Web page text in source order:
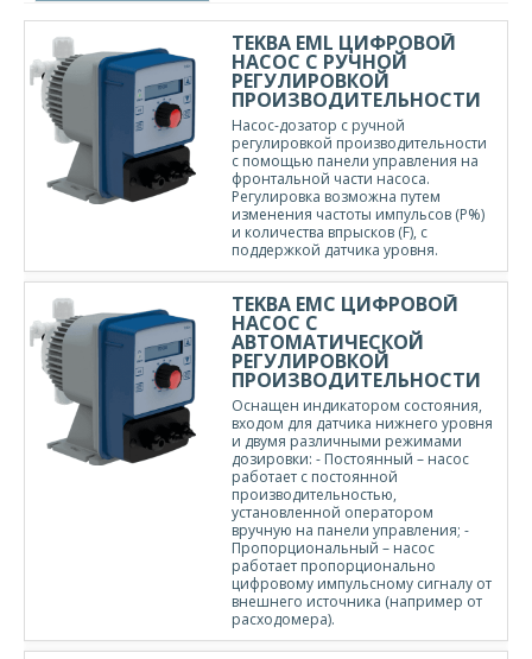
TEKBA EML ЦИФРОВОЙ
НАСОС С РУЧНОЙ
РЕГУЛИРОВКОЙ
ПРОИЗВОДИТЕЛЬНОСТИ
Насос-дозатор с ручной
регулировкой производительности
с помощью панели управления на
фронтальной части насоса.
Регулировка возможна путем
изменения частоты импульсов (Р%)
и количества впрысков (F), с
поддержкой датчика уровня.
TEKBA EMC ЦИФРОВОЙ
НАСОС С
АВТОМАТИЧЕСКОЙ
РЕГУЛИРОВКОЙ
ПРОИЗВОДИТЕЛЬНОСТИ
Оснащен индикатором состояния,
входом для датчика нижнего уровня
и двумя различными режимами
дозировки: - Постоянный – насос
работает с постоянной
производительностью,
установленной оператором
вручную на панели управления; -
Пропорциональный – насос
работает пропорционально
цифровому импульсному сигналу от
внешнего источника (например от
расходомера).